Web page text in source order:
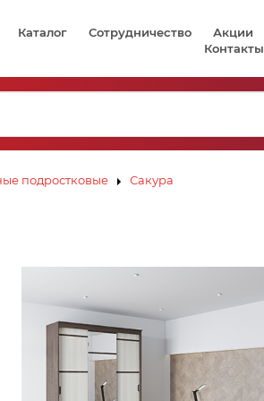
Каталог Сотрудничество Акции
Контакты
подростковые Сакура